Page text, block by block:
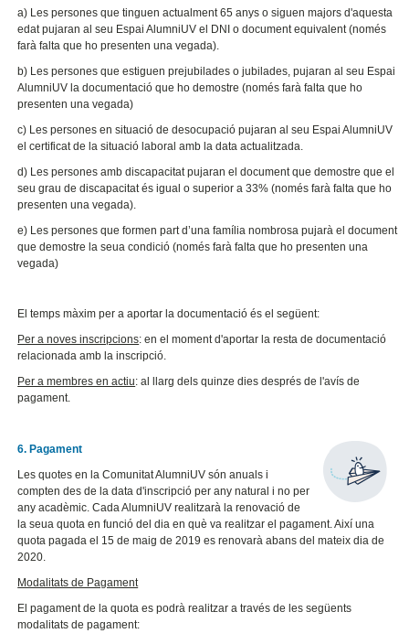
a) Les persones que tinguen actualment 65 anys o siguen majors d'aquesta
edat pujaran al seu Espai AlumniUV el DNI o document equivalent (només
farà falta que ho presenten una vegada).
b) Les persones que estiguen prejubilades o jubilades, pujaran al seu Espai
AlumniUV la documentació que ho demostre (només farà falta que ho
presenten una vegada)
c) Les persones en situació de desocupació pujaran al seu Espai AlumniUV
el certificat de la situació laboral amb la data actualitzada.
d) Les persones amb discapacitat pujaran el document que demostre que el
seu grau de discapacitat és igual o superior a 33% (només farà falta que ho
presenten una vegada).
e) Les persones que formen part d’una família nombrosa pujarà el document
que demostre la seua condició (només farà falta que ho presenten una
vegada)
El temps màxim per a aportar la documentació és el següent:
Per a noves inscripcions: en el moment d'aportar la resta de documentació
relacionada amb la inscripció.
Per a membres en actiu: al llarg dels quinze dies després de l'avís de
pagament.
6. Pagament
Les quotes en la Comunitat AlumniUV són anuals i
compten des de la data d'inscripció per any natural i no per
any acadèmic. Cada AlumniUV realitzarà la renovació de
la seua quota en funció del dia en què va realitzar el pagament. Així una
quota pagada el 15 de maig de 2019 es renovarà abans del mateix dia de
2020.
Modalitats de Pagament
El pagament de la quota es podrà realitzar a través de les següents
modalitats de pagament: